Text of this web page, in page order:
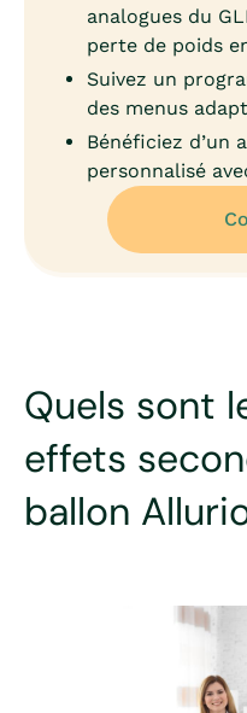
analogues du
perte de poids
Suivez un
des menus
Bénéficiez d’un
personnalisé
Quels sont
effets
ballon